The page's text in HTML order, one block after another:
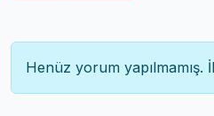
Henüz yorum yapılmamış.